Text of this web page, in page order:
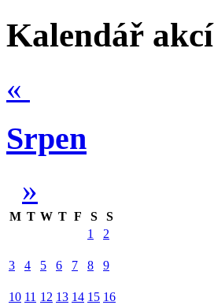
Kalendář akcí
«
Srpen
»
M T W T F S
S
1
2
3 4 5 6 7 8 9
10 11 12 13 14 15 16